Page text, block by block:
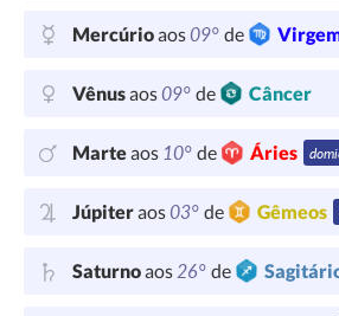
Mercúrioaos09° de
Vênusaos09° de Câncer
Marteaos 10° de Áries
Júpiteraos03° de Gêmeos
Saturnoaos26° de